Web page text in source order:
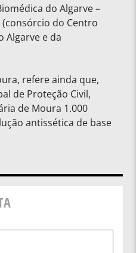
do Algarve –
do Centro
Algarve e da
refere ainda que,
de Proteção Civil,
de Moura 1.000
antissética de base